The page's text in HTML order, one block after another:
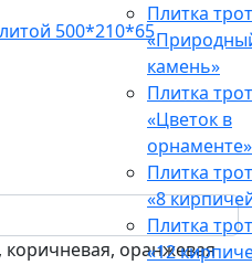
Плитка
камень»
Плитка
«Цветок в
орнаменте»
Плитка
«8
Плитка
«12
оранжевая